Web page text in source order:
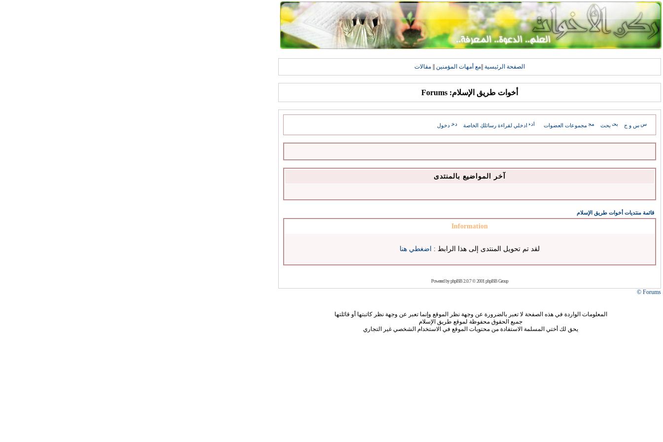
الصفحة الرئيسية مع أمهات المؤمنين مقالات
أخوات طريق الإسلام: Forums
س و ج بحث مجموعات العضوات ادخلي لقراءة رسائلكِ الخاصة دخول
آخر المواضيع بالمنتدى
قائمة منتديات أخوات طريق الإسلام
Information
لقد تم تحويل المنتدى إلى هذا الرابط : اضغطي هنا
Powered byphpBB2.0.7 © 2001 phpBB Group
Forums ©
المعلومات الواردة في هذه الصفحة لا تعبر بالضرورة عن وجهة نظر الموقع وإنما تعبر عن وجهة نظر كاتبتها أو قائلتها
جميع الحقوق محفوظة لموقع طريق الإسلام
يحق لك أختي المسلمة الاستفادة من محتويات الموقع في الاستخدام الشخصي غير التجاري